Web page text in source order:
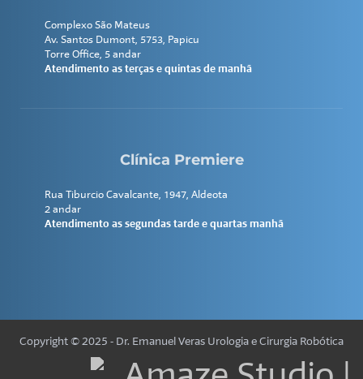
Complexo São Mateus
Av. Santos Dumont, 5753, Papicu
Torre Office, 5 andar
Atendimento as terças e quintas de manhã
Clínica Premiere
Rua Tiburcio Cavalcante, 1947, Aldeota
2 andar
Atendimento as segundas tarde e quartas manhã
Copyright © 2025 - Dr. Emanuel Veras Urologia e Cirurgia Robótica